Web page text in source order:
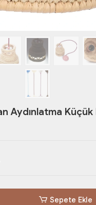
Aydınlatma
Sepete Ekle